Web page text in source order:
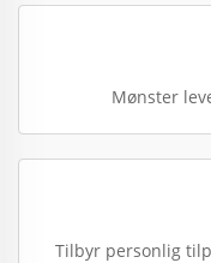
Mønster
Tilbyr personlig